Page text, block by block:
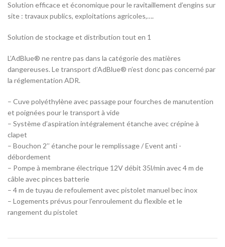
Solution efficace et économique pour le ravitaillement d’engins sur
site : travaux publics, exploitations agricoles,….
Solution de stockage et distribution tout en 1
L’AdBlue® ne rentre pas dans la catégorie des matières
dangereuses. Le transport d’AdBlue® n’est donc pas concerné par
la réglementation ADR.
– Cuve polyéthylène avec passage pour fourches de manutention
et poignées pour le transport à vide
– Système d’aspiration intégralement étanche avec crépine à
clapet
– Bouchon 2’’ étanche pour le remplissage / Event anti -
débordement
– Pompe à membrane électrique 12V débit 35l/min avec 4 m de
câble avec pinces batterie
– 4 m de tuyau de refoulement avec pistolet manuel bec inox
– Logements prévus pour l’enroulement du flexible et le
rangement du pistolet